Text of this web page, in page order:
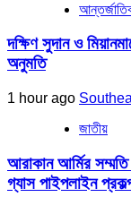
দক্ষিণ সুদান ও
অনুমতি
1 hour ago
জাতীয়
আরাকান আর্মির
গ্যাস পাইপলাইন